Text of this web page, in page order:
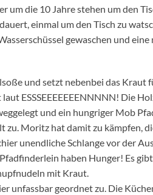
um die 10 Jahre stehen um den
einmal um den Tisch zu
gewaschen und eine
und setzt nebenbei das Kraut
ESSSEEEEEEENNNNN! Die
und ein hungriger Mob
Moritz hat damit zu kämpfen,
unendliche Schlange vor der
haben Hunger! Es
mit Kraut.
unfassbar geordnet zu. Die